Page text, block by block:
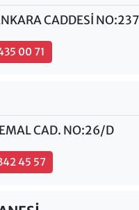
CADDESİ
00 71
CAD. NO:26/D
45 57